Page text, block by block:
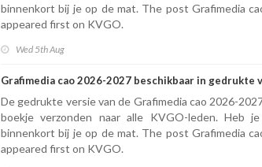
binnenkort bij je op de mat. The post Grafimedia
appeared first on KVGO.
Wed 5th Aug
Grafimedia cao 2026-2027 beschikbaar in gedrukte
De gedrukte versie van de Grafimedia cao 2026-
boekje verzonden naar alle KVGO-leden. Heb
binnenkort bij je op de mat. The post Grafimedia
appeared first on KVGO.